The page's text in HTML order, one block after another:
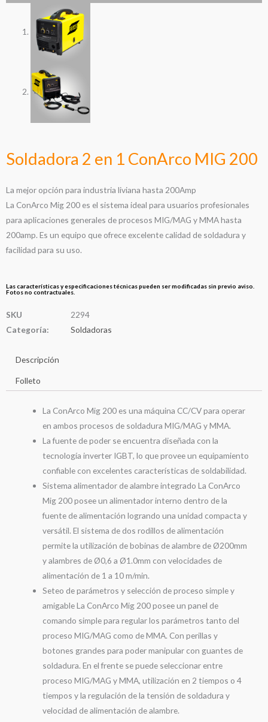
Soldadora 2 en 1 ConArco MIG 200
La mejor opción para industria liviana hasta 200Amp
La ConArco Mig 200 es el sistema ideal para usuarios profesionales
para aplicaciones generales de procesos MIG/MAG y MMA hasta
200amp. Es un equipo que ofrece excelente calidad de soldadura y
facilidad para su uso.
Las características y especificaciones técnicas pueden ser modificadas sin previo aviso.
Fotos no contractuales.
SKU
2294
Categoría:
Soldadoras
Descripción
Folleto
La ConArco Mig 200 es una máquina CC/CV para operar
en ambos procesos de soldadura MIG/MAG y MMA.
La fuente de poder se encuentra diseñada con la
tecnología inverter IGBT, lo que provee un equipamiento
confiable con excelentes características de soldabilidad.
Sistema alimentador de alambre integrado La ConArco
Mig 200 posee un alimentador interno dentro de la
fuente de alimentación logrando una unidad compacta y
versátil. El sistema de dos rodillos de alimentación
permite la utilización de bobinas de alambre de Ø200mm
y alambres de Ø0,6 a Ø1.0mm con velocidades de
alimentación de 1 a 10 m/min.
Seteo de parámetros y selección de proceso simple y
amigable La ConArco Mig 200 posee un panel de
comando simple para regular los parámetros tanto del
proceso MIG/MAG como de MMA. Con perillas y
botones grandes para poder manipular con guantes de
soldadura. En el frente se puede seleccionar entre
proceso MIG/MAG y MMA, utilización en 2 tiempos o 4
tiempos y la regulación de la tensión de soldadura y
velocidad de alimentación de alambre.